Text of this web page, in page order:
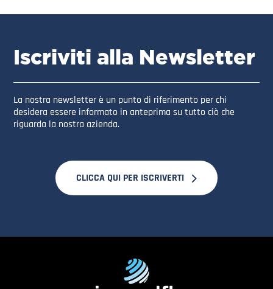
Iscriviti alla Newsletter
La nostra newsletter è un punto di riferimento per chi
desidera essere informato in anteprima su tutto ciò che
riguarda la nostra azienda.
CLICCA QUI PER ISCRIVERTI